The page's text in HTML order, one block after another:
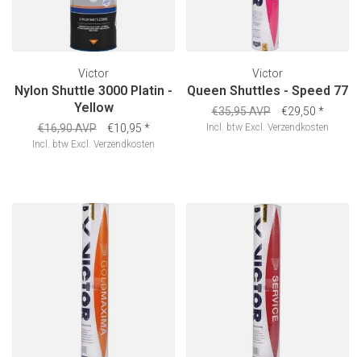
Victor
Nylon Shuttle 3000 Platin -
Yellow
€16,90 AVP €10,95 *
Incl. btw Excl. Verzendkosten
Victor
Queen Shuttles - Speed 77
€35,95 AVP €29,50 *
Incl. btw Excl. Verzendkosten